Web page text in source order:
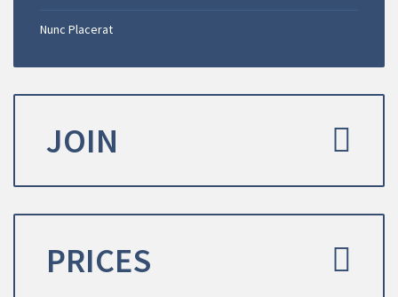
Nunc Placerat
JOIN
PRICES